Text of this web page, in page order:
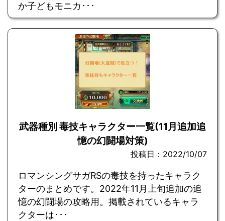
か子どもモニカ･･･
武器種別 毒技キャラクター一覧(11月追加追
憶の幻闘場対策)
投稿日：2022/10/07
ロマンシングサガRSの毒技を持ったキャラク
ターのまとめです。2022年11月上旬追加の追
憶の幻闘場の攻略用。掲載されているキャラ
クターは･･･